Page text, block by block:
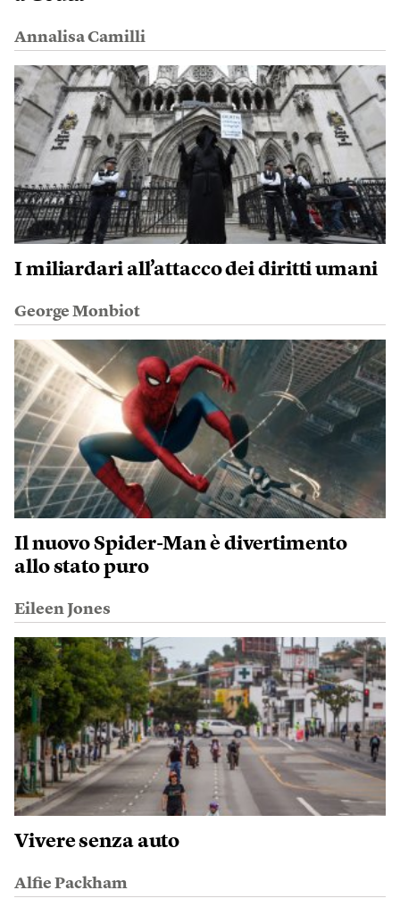
Annalisa Camilli
I miliardari all’attacco dei diritti umani
George Monbiot
Il nuovo Spider-Man è divertimento
allo stato puro
Eileen Jones
Vivere senza auto
Alfie Packham